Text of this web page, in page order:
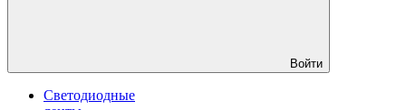
Войти
Светодиодные